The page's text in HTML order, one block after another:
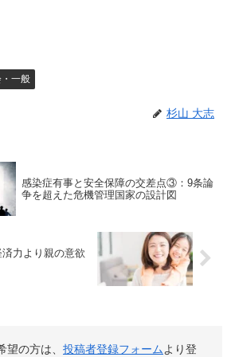
一般
杉山 大志
感染症有事と安全保障の交差点③：9条論
争を超えた危機管理国家の設計図
力より親の意欲
望の方は、 投稿者登録フォーム より登